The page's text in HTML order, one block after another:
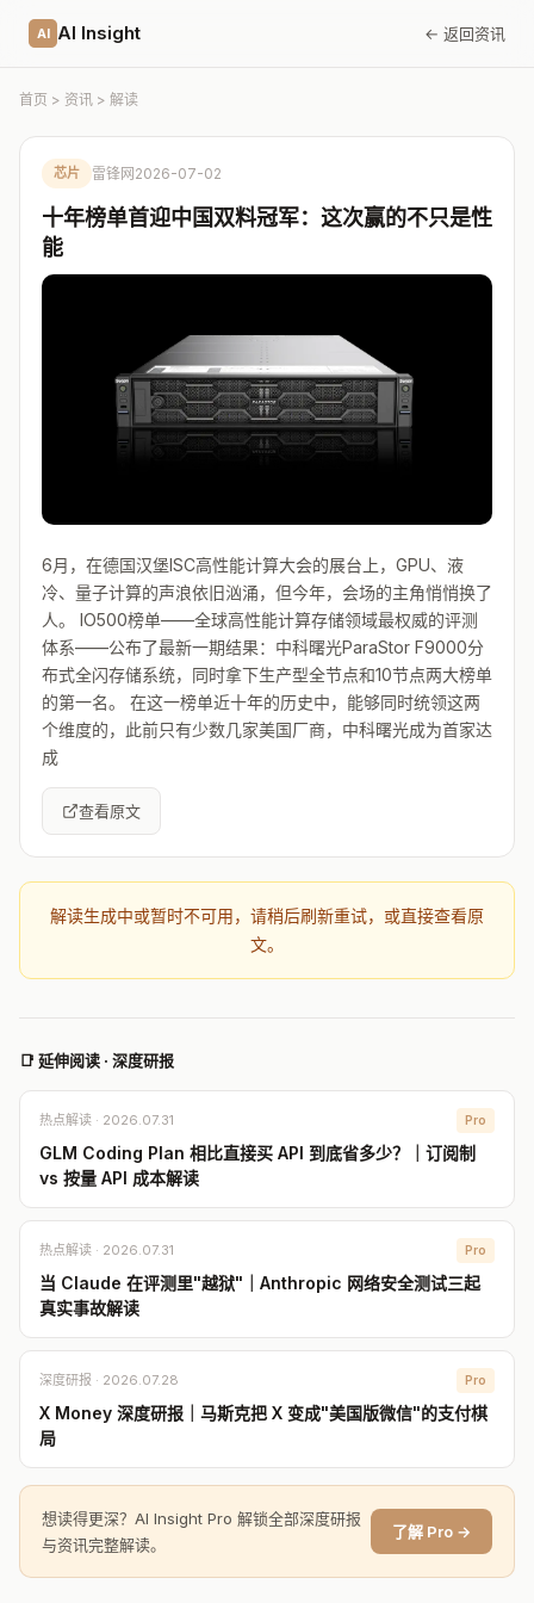
AI AI Insight ← 返回资讯
首页 > 资讯 > 解读
芯片 雷锋网 2026-07-02
十年榜单首迎中国双料冠军：这次赢的不只是性
能
6月，在德国汉堡ISC高性能计算大会的展台上，GPU、液
冷、量子计算的声浪依旧汹涌，但今年，会场的主角悄悄换了
人。 IO500榜单——全球高性能计算存储领域最权威的评测
体系——公布了最新一期结果：中科曙光ParaStor F9000分
布式全闪存储系统，同时拿下生产型全节点和10节点两大榜单
的第一名。 在这一榜单近十年的历史中，能够同时统领这两
个维度的，此前只有少数几家美国厂商，中科曙光成为首家达
成
查看原文
解读生成中或暂时不可用，请稍后刷新重试，或直接查看原
文。
📑 延伸阅读 · 深度研报
热点解读 · 2026.07.31 Pro
GLM Coding Plan 相比直接买 API 到底省多少？｜订阅制
vs 按量 API 成本解读
热点解读 · 2026.07.31 Pro
当 Claude 在评测里"越狱"｜Anthropic 网络安全测试三起
真实事故解读
深度研报 · 2026.07.28 Pro
X Money 深度研报｜马斯克把 X 变成"美国版微信"的支付棋
局
想读得更深？AI Insight Pro 解锁全部深度研报
与资讯完整解读。
了解 Pro →